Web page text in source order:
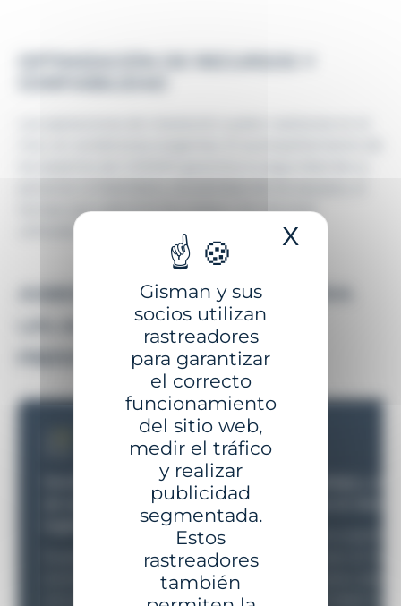
Gisman y sus
socios utilizan
rastreadores
para garantizar
el correcto
funcionamiento
del sitio web,
medir el tráfico
y realizar
publicidad
segmentada.
Estos
rastreadores
también
X
tiempo que optimiza los costes y los recursos
utilizados.
ASESORÍA A MEDIDA PARA
UN ACOMPAÑAMIENTO
PERSONALIZADO
Movilización optimizada
de recursos humanos y
Nuestros equipos le
acompañan para definir
con precisión todos los